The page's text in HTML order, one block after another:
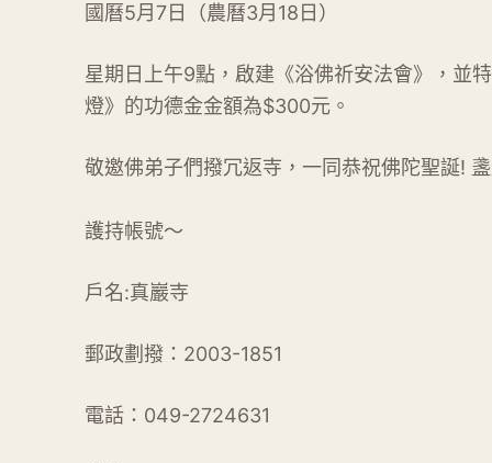
國曆5月7日（農曆3月18日）
星期日上午9點，啟建《浴佛祈安法會》，並
燈》的功德金金額為$300元。
敬邀佛弟子們撥冗返寺，一同恭祝佛陀聖誕!
護持帳號～
戶名:真巖寺
郵政劃撥：2003-1851
電話：049-2724631